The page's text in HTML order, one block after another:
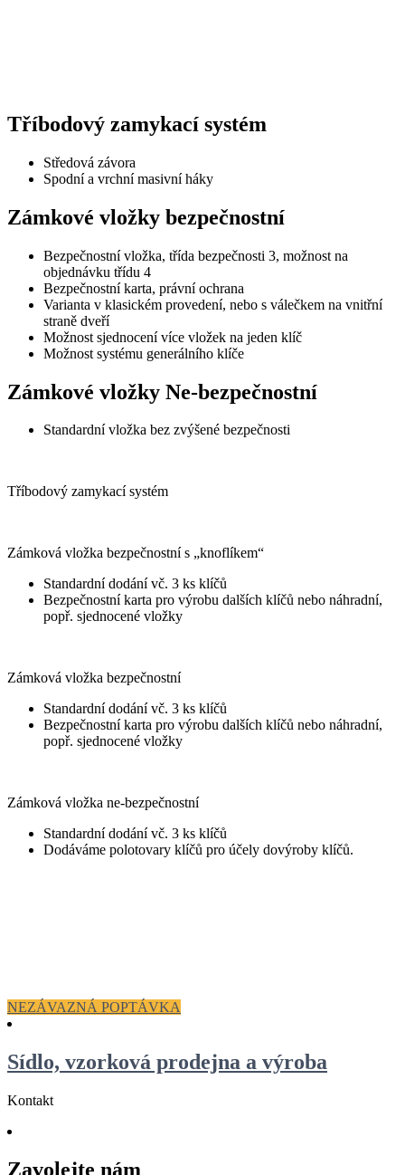
Tříbodový zamykací systém
Středová závora
Spodní a vrchní masivní háky
Zámkové vložky bezpečnostní
Bezpečnostní vložka, třída bezpečnosti 3, možnost na
objednávku třídu 4
Bezpečnostní karta, právní ochrana
Varianta v klasickém provedení, nebo s válečkem na vnitřní
straně dveří
Možnost sjednocení více vložek na jeden klíč
Možnost systému generálního klíče
Zámkové vložky Ne-bezpečnostní
Standardní vložka bez zvýšené bezpečnosti
Tříbodový zamykací systém
Zámková vložka bezpečnostní s „knoflíkem“
Standardní dodání vč. 3 ks klíčů
Bezpečnostní karta pro výrobu dalších klíčů nebo náhradní,
popř. sjednocené vložky
Zámková vložka bezpečnostní
Standardní dodání vč. 3 ks klíčů
Bezpečnostní karta pro výrobu dalších klíčů nebo náhradní,
popř. sjednocené vložky
Zámková vložka ne-bezpečnostní
Standardní dodání vč. 3 ks klíčů
Dodáváme polotovary klíčů pro účely dovýroby klíčů.
NEZÁVAZNÁ POPTÁVKA
Sídlo, vzorková prodejna a výroba
Kontakt
Zavolejte nám